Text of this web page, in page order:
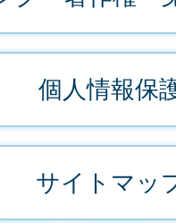
個人情報保
サイトマッ